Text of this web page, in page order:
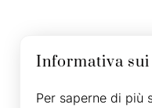
Informativa
Per saperne di più